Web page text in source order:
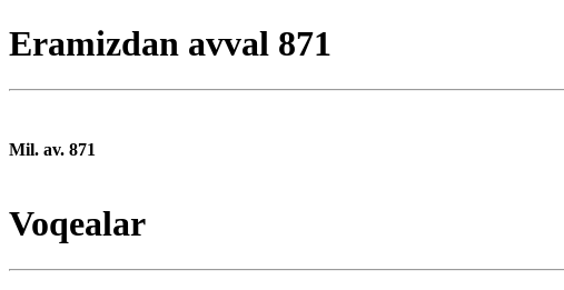
Eramizdan avval 871
Mil. av. 871
Voqealar